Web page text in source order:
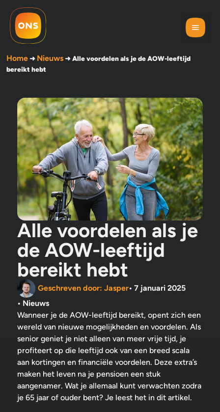
Home➜ Nieuws➜Alle voordelen als je de AOW-leeftijd
bereikt hebt
Alle voordelen als je
de AOW-leeftijd
bereikt hebt
Geschreven door: Jasper• 7 januari 2025
• Nieuws
Wanneer je de AOW-leeftijd bereikt, opent zich een
wereld van nieuwe mogelijkheden en voordelen. Als
senior geniet je niet alleen van meer vrije tijd, je
profiteert op die leeftijd ook van een breed scala
aan kortingen en financiële voordelen. Deze extra’s
maken het leven na je pensioen een stuk
aangenamer. Wat je allemaal kunt verwachten zodra
je 65 jaar of ouder bent? Je leest het in dit artikel.